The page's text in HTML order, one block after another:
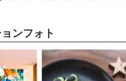
ンフォト